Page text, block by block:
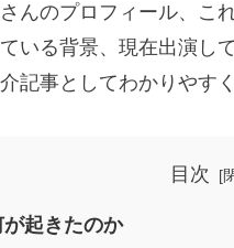
んのプロフィール、こ
いる背景、現在出演し
記事としてわかりやす
目次
起きたのか